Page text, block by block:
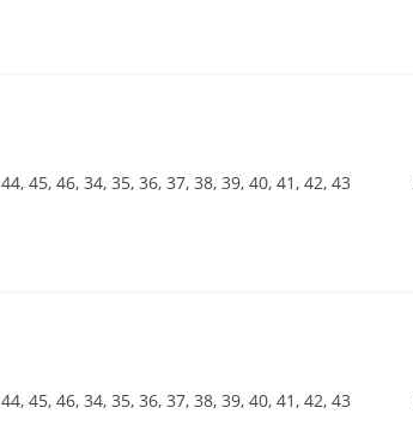
44, 45, 46, 34, 35, 36, 37, 38, 39, 40, 41, 42, 43
44, 45, 46, 34, 35, 36, 37, 38, 39, 40, 41, 42, 43